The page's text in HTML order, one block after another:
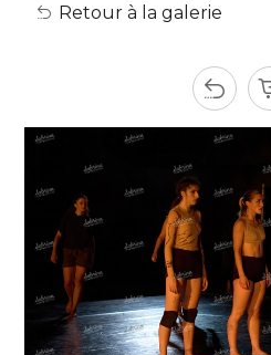
Retour à la galerie